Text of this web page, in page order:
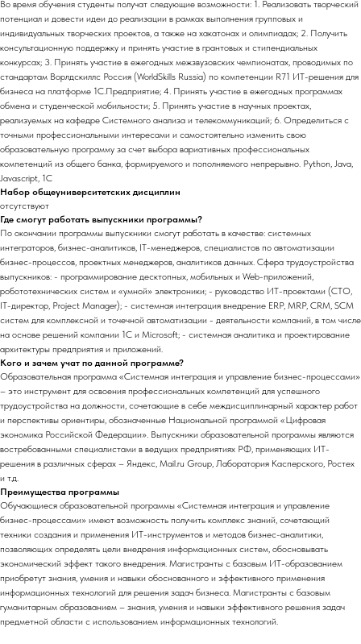
Во время обучения студенты получат следующие возможности: 1. Реализовать творческий
потенциал и довести идеи до реализации в рамках выполнения групповых и
индивидуальных творческих проектов, а также на хакатонах и олимпиадах; 2. Получить
консультационную поддержку и принять участие в грантовых и стипендиальных
конкурсах; 3. Принять участие в ежегодных межзвузовских чемпионатах, проводимых по
стандартам Ворлдскиллс Россия (WorldSkills Russia) по компетенции R71 ИТ-решения для
бизнеса на платформе 1С.Предприятие; 4. Принять участие в ежегодных программах
обмена и студенческой мобильности; 5. Принять участие в научных проектах,
реализуемых на кафедре Системного анализа и телекоммуникаций; 6. Определиться с
точными профессиональными интересами и самостоятельно изменить свою
образовательную программу за счет выбора вариативных профессиональных
компетенций из общего банка, формируемого и пополняемого непрерывно. Python, Java,
Javascript, 1C
Набор общеуниверситетских дисциплин
отсутствуют
Где смогут работать выпускники программы?
По окончании программы выпускники смогут работать в качестве: системных
интеграторов, бизнес-аналитиков, IT-менеджеров, специалистов по автоматизации
бизнес-процессов, проектных менеджеров, аналитиков данных. Сфера трудоустройства
выпускников: - программирование десктопных, мобильных и Web-приложений,
робототехнических систем и «умной» электроники; - руководство ИТ-проектами (CTO,
IT-директор, Project Manager); - системная интеграция внедрение ERP, MRP, CRM, SCM
систем для комплексной и точечной автоматизации - деятельности компаний, в том числе
на основе решений компании 1С и Microsoft; - системная аналитика и проектирование
архитектуры предприятия и приложений.
Кого и зачем учат по данной программе?
Образовательная программа «Системная интеграция и управление бизнес-процессами»
– это инструмент для освоения профессиональных компетенций для успешного
трудоустройства на должности, сочетающие в себе междисциплинарный характер работ
и перспективы ориентиры, обозначенные Национальной программой «Цифровая
экономика Российской Федерации». Выпускники образовательной программы являются
востребованными специалистами в ведущих предприятиях РФ, применяющих ИТ-
решения в различных сферах – Яндекс, Mail.ru Group, Лаборатория Касперского, Ростех
и т.д.
Преимущества программы
Обучающиеся образовательной программы «Системная интеграция и управление
бизнес-процессами» имеют возможность получить комплекс знаний, сочетающий
техники создания и применения ИТ-инструментов и методов бизнес-аналитики,
позволяющих определять цели внедрения информационных систем, обосновывать
экономический эффект такого внедрения. Магистранты с базовым ИТ-образованием
приобретут знания, умения и навыки обоснованного и эффективного применения
информационных технологий для решения задач бизнеса. Магистранты с базовым
гуманитарным образованием – знания, умения и навыки эффективного решения задач
предметной области с использованием информационных технологий.